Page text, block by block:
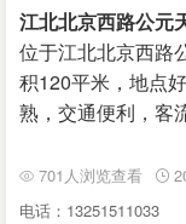
江北北京西路公元
位于江北北京西路
积120平米，地点
熟，交通便利，客
701人浏览查看
电话：13251511033